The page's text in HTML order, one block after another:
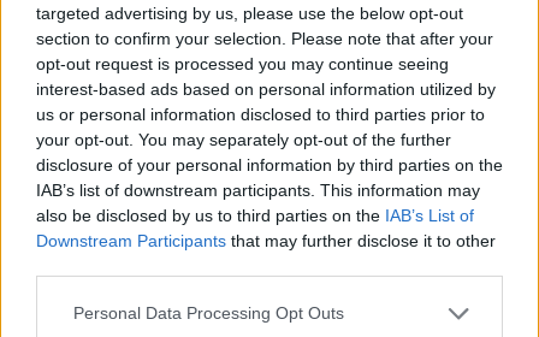
targeted advertising by us, please use the below opt-out
section to confirm your selection. Please note that after your
opt-out request is processed you may continue seeing
interest-based ads based on personal information utilized by
us or personal information disclosed to third parties prior to
your opt-out. You may separately opt-out of the further
disclosure of your personal information by third parties on the
IAB’s list of downstream participants. This information may
also be disclosed by us to third parties on the IAB’s List of
Downstream Participants that may further disclose it to other
Personal Data Processing Opt Outs
Lebende Forenlegende
Zitat von Less:
^^Ob Du TP sammelst oder Pizzen is' ja im Endeffekt egal.
Warum hast Du nicht nicht Pizzen gemüllert und beständig
weggespielt während des Events? Dann hättest Du jetzt
vielleicht nur fünf Pizzen versemmelt statt 50.
Hätte, hätte Fahrradkette... oder wie heißt es so schön?
Warum machstdujetzt so ein Drama daraus? Darf man
posts wie meinen hier nicht mehr posten? Hab ich
beschimpft? Nein, hab ich... bislang noch nicht... also...